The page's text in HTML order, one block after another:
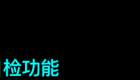
功能